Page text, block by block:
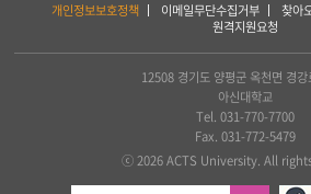
개인정보보호정책 이메일무단수집거부 찾아
원격지원요청
12508 경기도 양평군 옥천면 경
아신대학교
Tel. 031-770-7700
Fax. 031-772-5479
ⓒ 2026 ACTS University. All